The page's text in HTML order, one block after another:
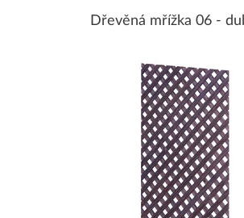
Dřevěná mřížka 06 -